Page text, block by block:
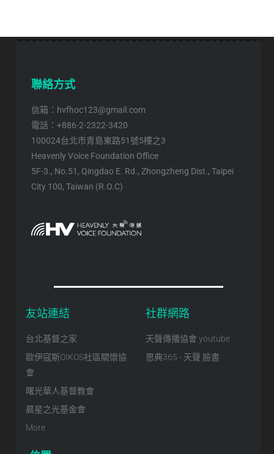
聯絡方式
信箱：hvfhoc123@gmail.com
電話：+886-2-2322-3420
100024台北市青島東路51號5樓之3
Heavenly Voice Foundation Office
5F-3., No.51, Qingdao E. Rd., Zhongzheng Dist., Taipei
City 100, Taiwan (R.O.C)
友站連結
台北基督之家
歐伊寇斯OIKOS社區關懷協
會
曙光華人基督教會
晨星之光基金會
More
社群網路
天聲傳播協會 youtube
恩典365 - 天聲 臉書